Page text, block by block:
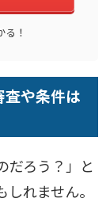
！
や条件は
だろう？」と
れません。